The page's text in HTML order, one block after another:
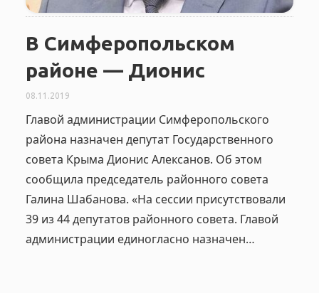
В Симферопольском
районе — Дионис
08.11.2019
Главой администрации Симферопольского
района назначен депутат Государственного
совета Крыма Дионис Алексанов. Об этом
сообщила председатель районного совета
Галина Шабанова. «На сессии присутствовали
39 из 44 депутатов районного совета. Главой
администрации единогласно назначен…